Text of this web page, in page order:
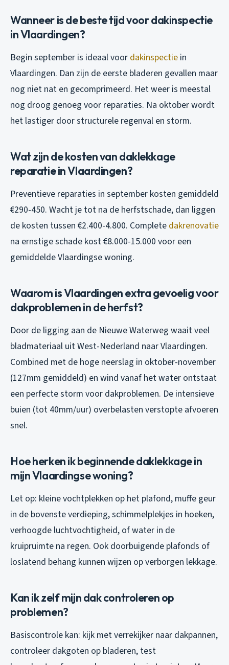
Wanneer is de beste tijd voor dakinspectie
in Vlaardingen?
Begin september is ideaal voor dakinspectie in
Vlaardingen. Dan zijn de eerste bladeren gevallen maar
nog niet nat en gecomprimeerd. Het weer is meestal
nog droog genoeg voor reparaties. Na oktober wordt
het lastiger door structurele regenval en storm.
Wat zijn de kosten van daklekkage
reparatie in Vlaardingen?
Preventieve reparaties in september kosten gemiddeld
€290-450. Wacht je tot na de herfstschade, dan liggen
de kosten tussen €2.400-4.800. Complete dakrenovatie
na ernstige schade kost €8.000-15.000 voor een
gemiddelde Vlaardingse woning.
Waarom is Vlaardingen extra gevoelig voor
dakproblemen in de herfst?
Door de ligging aan de Nieuwe Waterweg waait veel
bladmateriaal uit West-Nederland naar Vlaardingen.
Combined met de hoge neerslag in oktober-november
(127mm gemiddeld) en wind vanaf het water ontstaat
een perfecte storm voor dakproblemen. De intensieve
buien (tot 40mm/uur) overbelasten verstopte afvoeren
snel.
Hoe herken ik beginnende daklekkage in
mijn Vlaardingse woning?
Let op: kleine vochtplekken op het plafond, muffe geur
in de bovenste verdieping, schimmelplekjes in hoeken,
verhoogde luchtvochtigheid, of water in de
kruipruimte na regen. Ook doorbuigende plafonds of
loslatend behang kunnen wijzen op verborgen lekkage.
Kan ik zelf mijn dak controleren op
problemen?
Basiscontrole kan: kijk met verrekijker naar dakpannen,
controleer dakgoten op bladeren, test